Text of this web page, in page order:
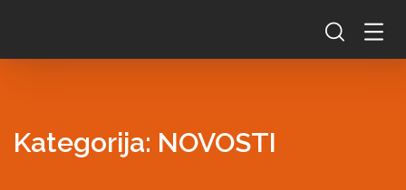
Kategorija: NOVOSTI